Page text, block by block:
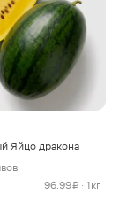
Яйцо дракона
96.99 ₽ · 1кг